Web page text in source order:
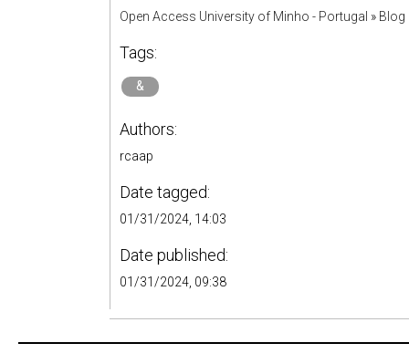
Open Access University of Minho - Portugal » Blog
Tags:
&
Authors:
rcaap
Date tagged:
01/31/2024, 14:03
Date published:
01/31/2024, 09:38